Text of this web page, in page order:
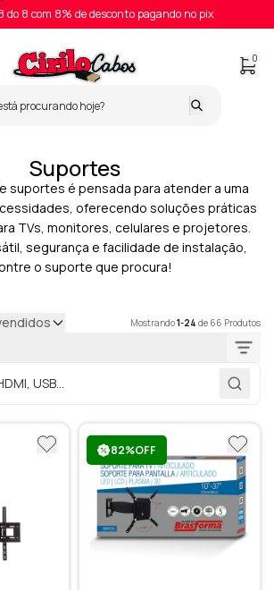
do 8 com 8% de desconto pagando no pix
0
Suportes
suportes é pensada para atender a uma
oferecendo soluções práticas
TVs, monitores, celulares e projetores.
segurança e facilidade de instalação,
o suporte que procura!
Mostrando1-24 de 66 Produtos
82%OFF